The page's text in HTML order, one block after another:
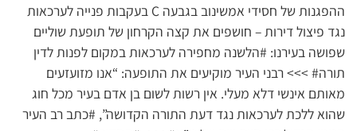
ההפגנות של חסידי אמשינוב בגבעה C בעקבות פנייה לערכאות
נגד פיצול דירות – חושפים את קצה הקרחון של תופעת שוליים
שפושה בעירנו: #הלשנה מחפירה לערכאות במקום לפנות לדין
תורה# >>> רבני העיר מוקיעים את התופעה: “אנו מזועזעים
מאותם אינשי דלא מעלי. אין רשות לשום בן אדם בעיר מכל חוג
שהוא ללכת לערכאות נגד דעת התורה הקדושה”, #כתב רב העיר